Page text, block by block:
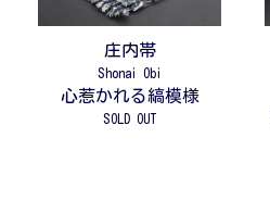
庄内帯
Shonai Obi
心惹かれる縞模様
SOLD OUT